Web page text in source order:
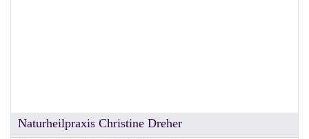
Naturheilpraxis Christine Dreher